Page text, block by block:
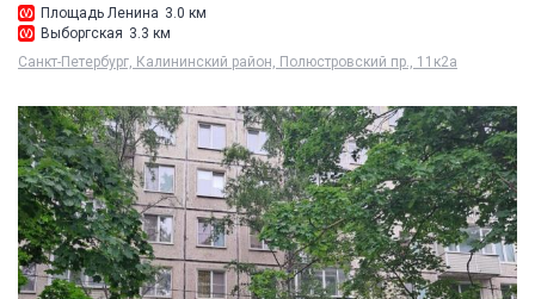
Площадь Ленина 3.0 км
Выборгская 3.3 км
Санкт-Петербург, Калининский район, Полюстровский пр., 11к2а